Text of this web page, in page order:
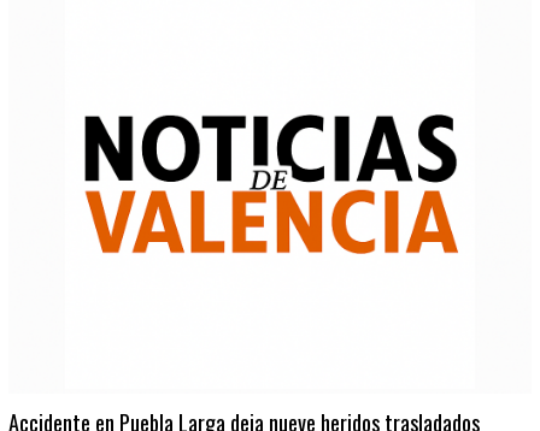
Accidente en Puebla Larga deja nueve heridos trasladados